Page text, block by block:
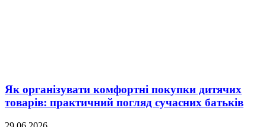
Як організувати комфортні покупки дитячих
товарів: практичний погляд сучасних батьків